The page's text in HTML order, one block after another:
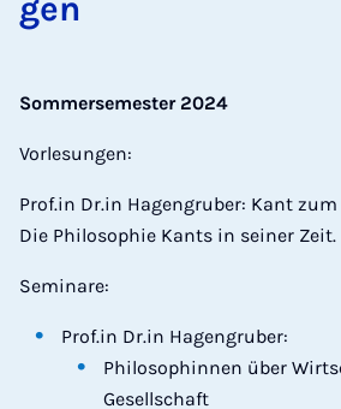
gen
Sommersemester 2024
Vorlesungen:
Prof.in Dr.in Hagengruber: Kant
Die Philosophie Kants in seiner Zeit.
Seminare:
Prof.in Dr.in Hagengruber:
Philosophinnen über
Gesellschaft